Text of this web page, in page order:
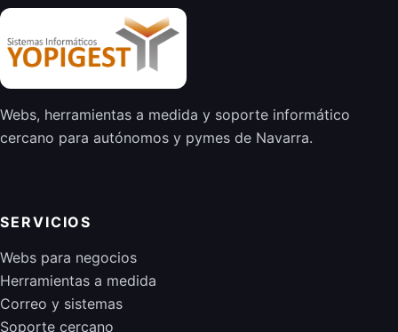
Webs, herramientas a medida y soporte informático
cercano para autónomos y pymes de Navarra.
SERVICIOS
Webs para negocios
Herramientas a medida
Correo y sistemas
Soporte cercano